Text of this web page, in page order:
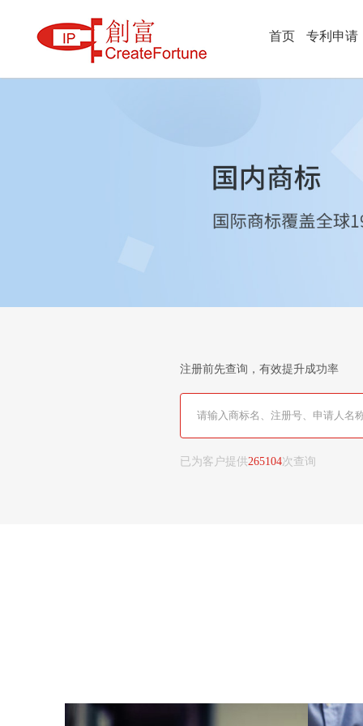
首页 专利申请
注册前先查询，有效提升成功率
已为客户提供265104次查询